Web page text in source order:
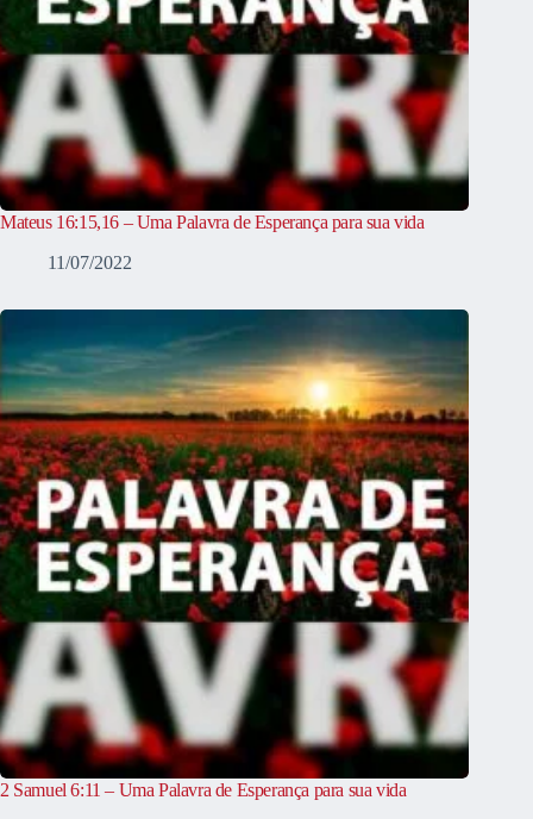
Mateus 16:15,16 – Uma Palavra de Esperança para sua vida
11/07/2022
2 Samuel 6:11 – Uma Palavra de Esperança para sua vida